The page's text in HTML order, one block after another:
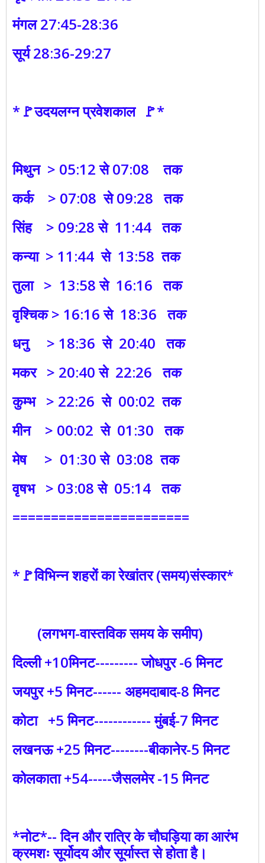
मंगल 27:45-28:36
सूर्य 28:36-29:27
*🚩उदयलग्न प्रवेशकाल 🚩*
मिथुन > 05:12 से 07:08 तक
कर्क > 07:08 से 09:28 तक
सिंह > 09:28 से 11:44 तक
कन्या > 11:44 से 13:58 तक
तुला > 13:58 से 16:16 तक
वृश्चिक > 16:16 से 18:36 तक
धनु > 18:36 से 20:40 तक
मकर > 20:40 से 22:26 तक
कुम्भ > 22:26 से 00:02 तक
मीन > 00:02 से 01:30 तक
मेष > 01:30 से 03:08 तक
वृषभ > 03:08 से 05:14 तक
=======================
*🚩विभिन्न शहरों का रेखांतर (समय)संस्कार*
(लगभग-वास्तविक समय के समीप)
दिल्ली +10मिनट--------- जोधपुर -6 मिनट
जयपुर +5 मिनट------ अहमदाबाद-8 मिनट
कोटा +5 मिनट------------ मुंबई-7 मिनट
लखनऊ +25 मिनट--------बीकानेर-5 मिनट
कोलकाता +54-----जैसलमेर -15 मिनट
*नोट*-- दिन और रात्रि के चौघड़िया का आरंभ
क्रमशः सूर्योदय और सूर्यास्त से होता है।